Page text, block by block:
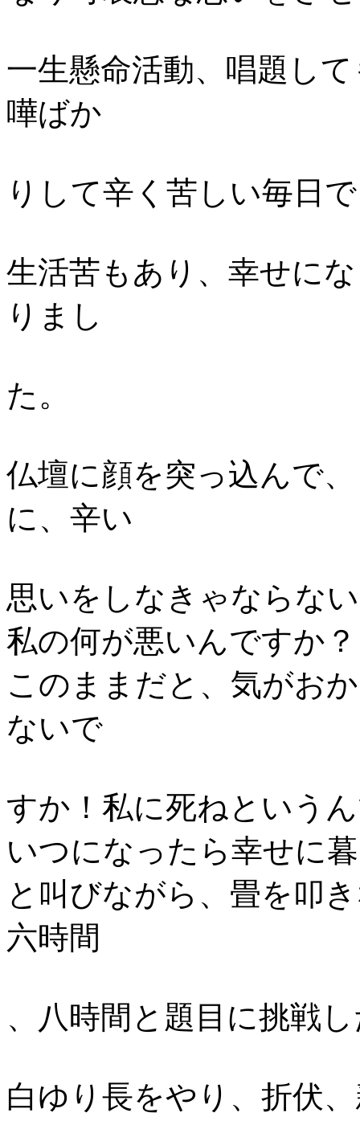
一生懸命活動、唱題し
嘩ばか
りして辛く苦しい毎日
生活苦もあり、幸せに
りまし
た。
仏壇に顔を突っ込んで
に、辛い
思いをしなきゃならな
私の何が悪いんですか
このままだと、気がお
ないで
すか！私に死ねという
いつになったら幸せに
と叫びながら、畳を叩
六時間
、八時間と題目に挑戦
白ゆり長をやり、折伏